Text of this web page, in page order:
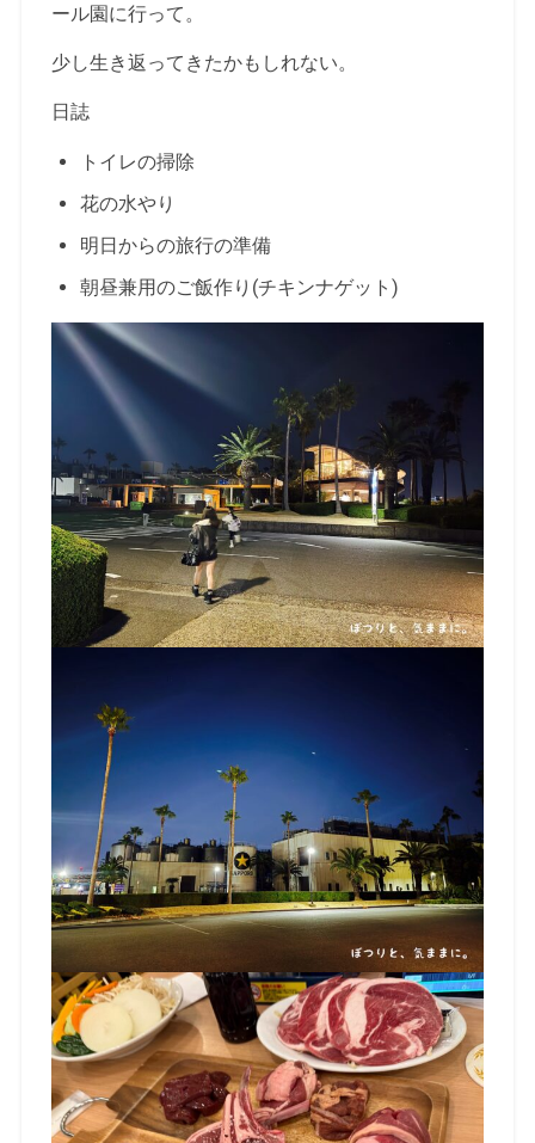
ール園に行って。
少し生き返ってきたかもしれない。
日誌
トイレの掃除
花の水やり
明日からの旅行の準備
朝昼兼用のご飯作り(チキンナゲット)